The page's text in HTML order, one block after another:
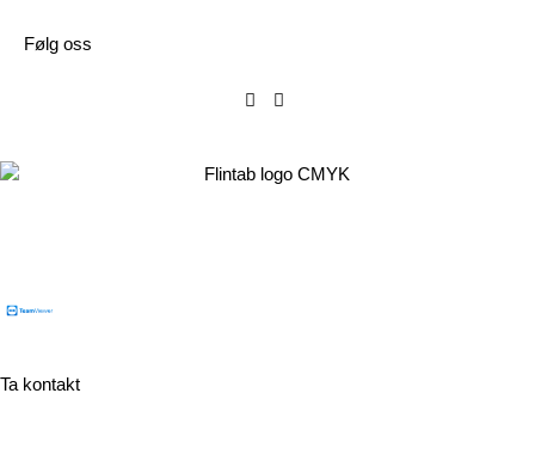
Følg oss
Ta kontakt